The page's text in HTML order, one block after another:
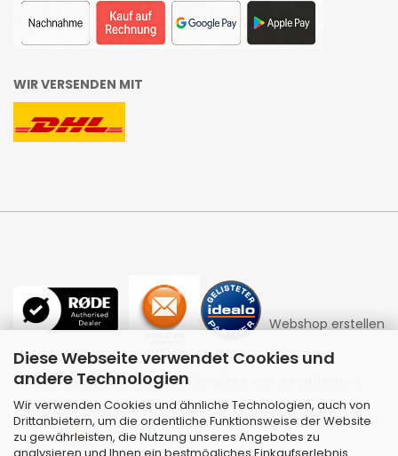
Diese Webseite verwendet Cookies und
andere Technologien
Wir verwenden Cookies und ähnliche Technologien, auch von
Drittanbietern, um die ordentliche Funktionsweise der Website
zu gewährleisten, die Nutzung unseres Angebotes zu
analysieren und Ihnen ein bestmögliches Einkaufserlebnis
WIR VERSENDEN MIT
Webshop erstellen
mit Gambio.de © 2026 | Template von